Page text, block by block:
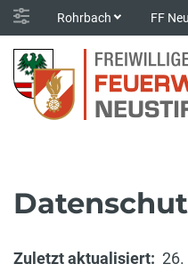
Rohrbach FF
Zuletzt aktualisiert: 26.